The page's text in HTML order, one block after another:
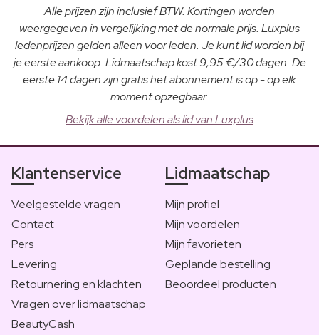
Alle prijzen zijn inclusief BTW. Kortingen worden
weergegeven in vergelijking met de normale prijs. Luxplus
ledenprijzen gelden alleen voor leden. Je kunt lid worden bij
je eerste aankoop. Lidmaatschap kost 9,95 €/30 dagen. De
eerste 14 dagen zijn gratis het abonnement is op - op elk
moment opzegbaar.
Bekijk alle voordelen als lid van Luxplus
Klantenservice
Veelgestelde vragen
Contact
Pers
Levering
Retournering en klachten
Vragen over lidmaatschap
BeautyCash
Lidmaatschap
Mijn profiel
Mijn voordelen
Mijn favorieten
Geplande bestelling
Beoordeel producten